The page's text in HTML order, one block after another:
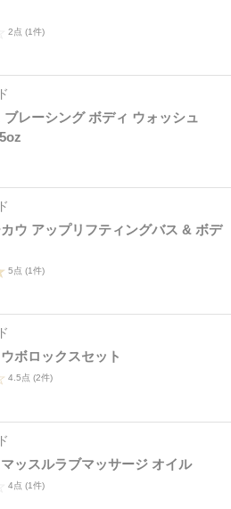
2点 (1件)
ブレーシング ボディ ウォッシュ
ウ アップリフティングバス & ボデ
5点 (1件)
ボロックスセット
4.5点 (2件)
ッスルラブマッサージ オイル
4点 (1件)